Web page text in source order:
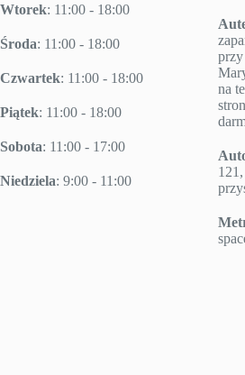
Wtorek: 11:00 - 18:00
Środa: 11:00 - 18:00
Czwartek: 11:00 - 18:00
Piątek: 11:00 - 18:00
Sobota: 11:00 - 17:00
Niedziela: 9:00 - 11:00
na